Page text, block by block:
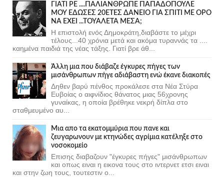
ΓΙΑΤΙ ΡΕ ....ΠΑΛΙΑΝΘΡΩΠΕ ΠΑΠΑΔΟΠΟΥΛΕ
ΜΟΥ ΕΔΩΣΕΣ 20ΕΤΕΣ ΔΑΝΕΙΟ ΓΙΑ ΣΠΙΤΙ ΜΕ ΟΡΟ
ΝΑ ΕΧΕΙ ...ΤΟΥΑΛΕΤΑ ΜΕΣΑ;
Η επιστολή ενός Δημοκράτη,διαβάστε το μέχρι
τέλους...40 χρόνια μετά και ακόμα τυραννάς τα ....
καημένα παιδιά της νέας τάξης. Γιατί βρε άθ...
Άλλη μια που διάβαζε έγκυρες πήγες των
μισάνθρωπων πήγε αδιάβαστη ενώ έκανε διακοπές
Δηθεν βαρύ πένθος προκάλεσε στα Νέα Στύρα
Ευβοίας ο αιφνίδιος θάνατος μιας 56χρονης
γυναίκας, η οποία βρέθηκε νεκρή δίπλα στο
σταθμευμένο αυ...
Μια απο τα εκατομμύρια που πανε και
ζευγαρωνουν με κτηνώδες αγρίμια κατέληξε στο
νοσοκομείο
Επισης διαβαζουν "έγκυρες πήγες" μισάνθρωπων
και οπως ειναι η εικονα τους στο ιντερνετ ετσι ειναι
και στην ζωη τους, τουτεστιν ο...